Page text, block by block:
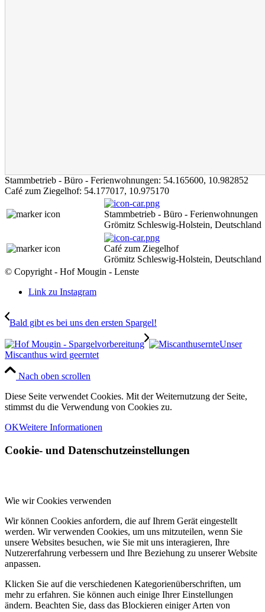
Stammbetrieb - Büro - Ferienwohnungen: 54.165600, 10.982852
Café zum Ziegelhof: 54.177017, 10.975170
Stammbetrieb - Büro - Ferienwohnungen
Grömitz Schleswig-Holstein, Deutschland
Café zum Ziegelhof
Grömitz Schleswig-Holstein, Deutschland
© Copyright - Hof Mougin - Lenste
Link zu Instagram
Bald gibt es bei uns den ersten Spargel!
Unser
Miscanthus wird geerntet
Nach oben scrollen
Diese Seite verwendet Cookies. Mit der Weiternutzung der Seite,
stimmst du die Verwendung von Cookies zu.
OKWeitere Informationen
Cookie- und Datenschutzeinstellungen
Wie wir Cookies verwenden
Wir können Cookies anfordern, die auf Ihrem Gerät eingestellt
werden. Wir verwenden Cookies, um uns mitzuteilen, wenn Sie
unsere Websites besuchen, wie Sie mit uns interagieren, Ihre
Nutzererfahrung verbessern und Ihre Beziehung zu unserer Website
anpassen.
Klicken Sie auf die verschiedenen Kategorienüberschriften, um
mehr zu erfahren. Sie können auch einige Ihrer Einstellungen
ändern. Beachten Sie, dass das Blockieren einiger Arten von